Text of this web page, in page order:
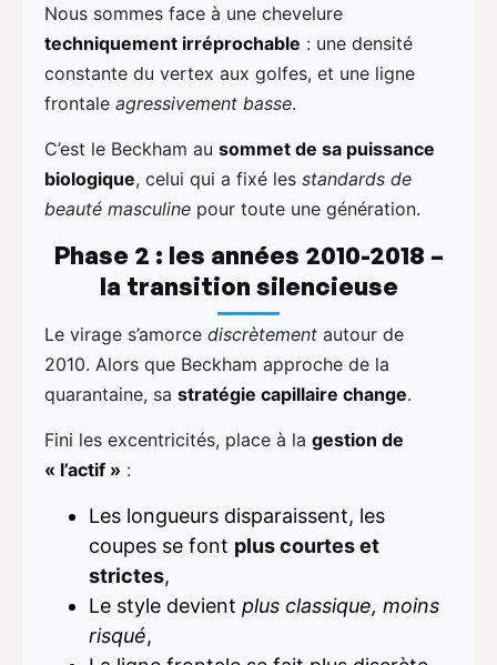
Nous sommes face à une chevelure
techniquement irréprochable : une densité
constante du vertex aux golfes, et une ligne
frontale agressivement basse.
C’est le Beckham au sommet de sa puissance
biologique, celui qui a fixé les standards de
beauté masculine pour toute une génération.
Phase 2 : les années 2010-2018 –
la transition silencieuse
Le virage s’amorce discrètement autour de
2010. Alors que Beckham approche de la
quarantaine, sa stratégie capillaire change.
Fini les excentricités, place à la gestion de
« l’actif » :
Les longueurs disparaissent, les
coupes se font plus courtes et
strictes,
Le style devient plus classique, moins
risqué,